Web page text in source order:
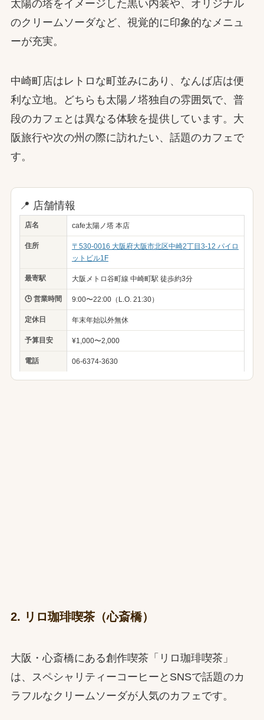
太陽の塔をイメージした黒い内装や、オリジナル
のクリームソーダなど、視覚的に印象的なメニュ
ーが充実。
中崎町店はレトロな町並みにあり、なんば店は便
利な立地。どちらも太陽ノ塔独自の雰囲気で、普
段のカフェとは異なる体験を提供しています。大
阪旅行や次の州の際に訪れたい、話題のカフェで
す。
📍 店舗情報
店名 cafe太陽ノ塔 本店
住所
〒530-0016 大阪府大阪市北区中崎2丁目3-12 パイロ
ットビル1F
最寄駅 大阪メトロ谷町線 中崎町駅 徒歩約3分
🕒 営業時間 9:00〜22:00（L.O. 21:30）
定休日 年末年始以外無休
予算目安 ¥1,000〜2,000
電話 06-6374-3630
2. リロ珈琲喫茶（心斎橋）
大阪・心斎橋にある創作喫茶「リロ珈琲喫茶」
は、スペシャリティーコーヒーとSNSで話題のカ
ラフルなクリームソーダが人気のカフェです。